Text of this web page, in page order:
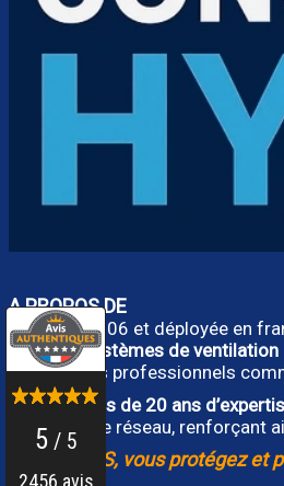
A PROPOS DE
Créée en 2006 et déployée en
types de systèmes de ventilation
besoins des professionnels
Forte de plus de 20 ans
rejoignent le réseau, renforçant
Avec HYGIS, vous protégez